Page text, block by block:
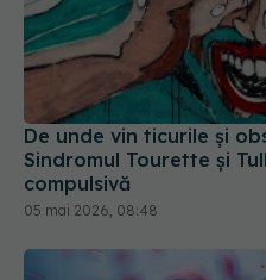
De unde vin ticurile și
Sindromul Tourette și
compulsivă
05 mai 2026, 08:48